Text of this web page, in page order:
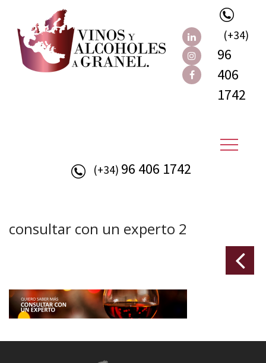
(+34)
96
406
1742
(+34) 96 406 1742
consultar con un experto 2